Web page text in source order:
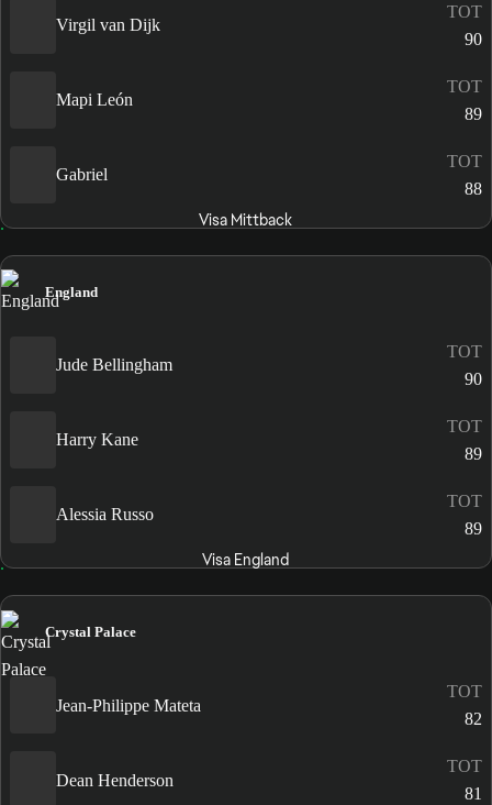
Virgil van Dijk
TOT
90
Mapi León
TOT
89
Gabriel
TOT
88
Visa Mittback
England
Jude Bellingham
TOT
90
Harry Kane
TOT
89
Alessia Russo
TOT
89
Visa England
Crystal Palace
Jean-Philippe Mateta
TOT
82
Dean Henderson
TOT
81